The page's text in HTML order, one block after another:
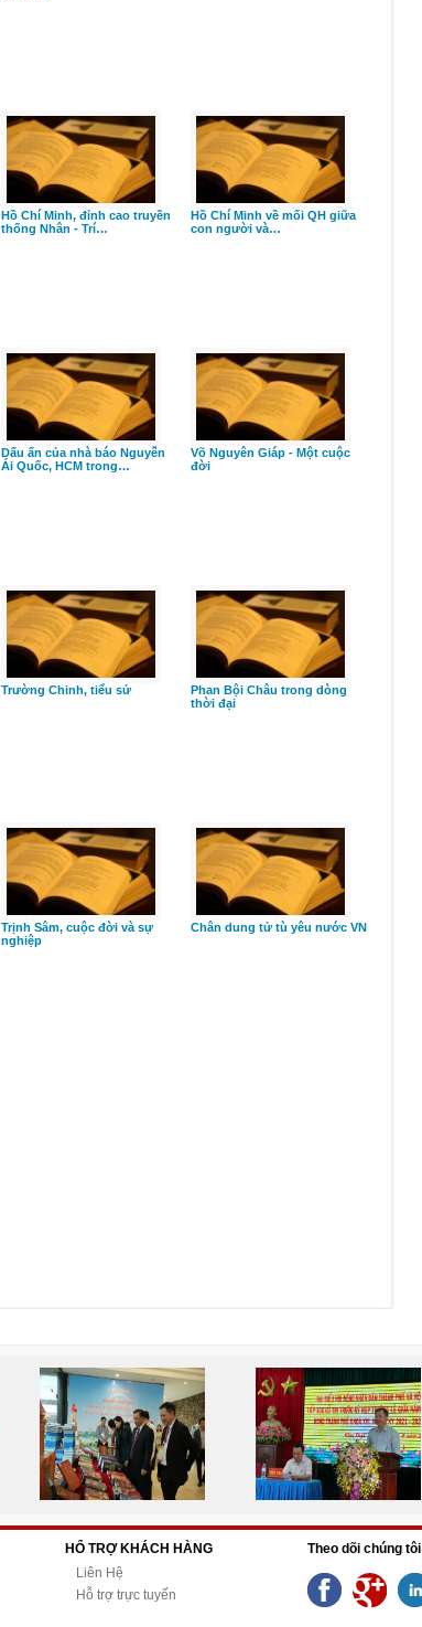
Hồ Chí Minh, đỉnh cao truyền
thống Nhân - Trí…
Hồ Chí Minh về mối QH giữa
con người và…
Dấu ấn của nhà báo Nguyễn
Ái Quốc, HCM trong…
Võ Nguyên Giáp - Một cuộc
đời
Trường Chinh, tiểu sử
Phan Bội Châu trong dòng
thời đại
Trịnh Sâm, cuộc đời và sự
nghiệp
Chân dung tử tù yêu nước VN
HỔ TRỢ KHÁCH HÀNG
Liên Hệ
Hỗ trợ trực tuyến
Theo dõi chúng tôi